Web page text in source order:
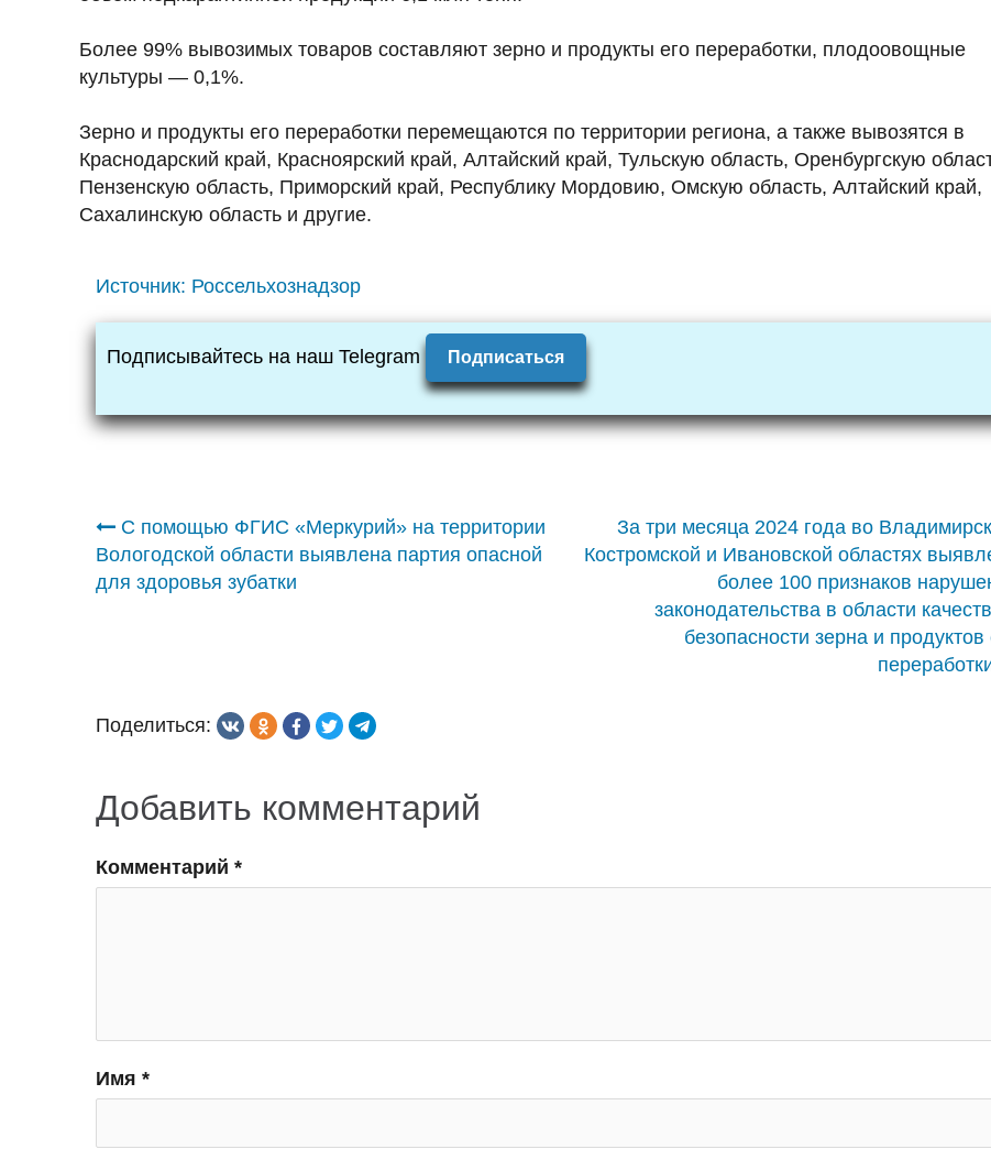
Более 99% вывозимых товаров составляют зерно и продукты его переработки, плодоовощные
культуры — 0,1%.
Зерно и продукты его переработки перемещаются по территории региона, а также вывозятся в
Краснодарский край, Красноярский край, Алтайский край, Тульскую область, Оренбургскую
Пензенскую область, Приморский край, Республику Мордовию, Омскую область, Алтайский край,
Сахалинскую область и другие.
Источник: Россельхознадзор
Подписывайтесь на наш Telegram Подписаться
Навигация
по
С помощью ФГИС «Меркурий» на территории
Вологодской области выявлена партия опасной
для здоровья зубатки
За три месяца 2024 года во
Костромской и Ивановской областях
более 100 признаков
законодательства в области
безопасности зерна и продуктов
Поделиться:
Добавить комментарий
Комментарий *
Имя *